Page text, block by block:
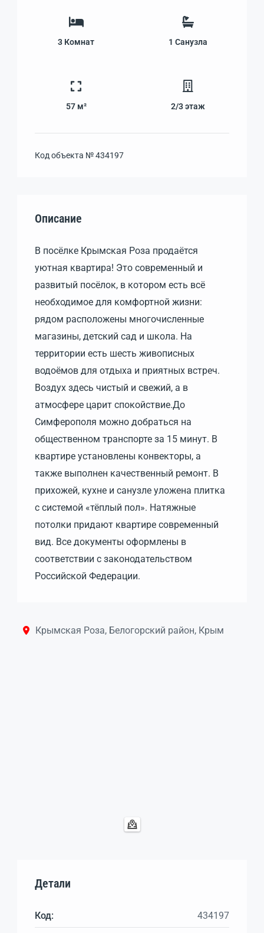
3 Комнат 1 Санузла
57 м² 2/3этаж
Код объекта №434197
Описание
В посёлке Крымская Роза продаётся
уютная квартира! Это современный и
развитый посёлок, в котором есть всё
необходимое для комфортной жизни:
рядом расположены многочисленные
магазины, детский сад и школа. На
территории есть шесть живописных
водоёмов для отдыха и приятных встреч.
Воздух здесь чистый и свежий, а в
атмосфере царит спокойствие.До
Симферополя можно добраться на
общественном транспорте за 15 минут. В
квартире установлены конвекторы, а
также выполнен качественный ремонт. В
прихожей, кухне и санузле уложена плитка
с системой «тёплый пол». Натяжные
потолки придают квартире современный
вид. Все документы оформлены в
соответствии с законодательством
Российской Федерации.
Крымская Роза, Белогорский район, Крым
Детали
Код: 434197